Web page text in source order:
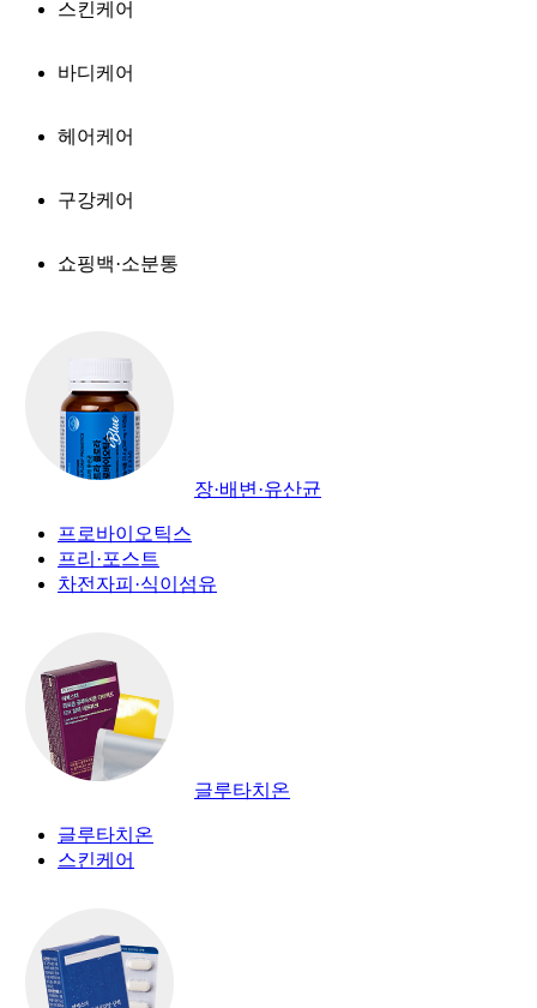
스킨케어
바디케어
헤어케어
구강케어
쇼핑백·소분통
장·배변·유산균
프로바이오틱스
프리·포스트
차전자피·식이섬유
글루타치온
글루타치온
스킨케어